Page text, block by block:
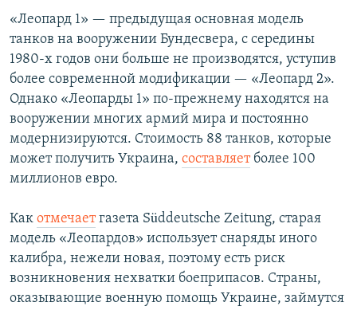
«Леопард 1» — предыдущая основная модель
танков на вооружении Бундесвера, с середины
1980-х годов они больше не производятся, уступив
более современной модификации — «Леопард 2».
Однако «Леопарды 1» по-прежнему находятся на
вооружении многих армий мира и постоянно
модернизируются. Стоимость 88 танков, которые
может получить Украина, составляетболее 100
миллионов евро.
Как отмечаетгазета Süddeutsche Zeitung, старая
модель «Леопардов» использует снаряды иного
калибра, нежели новая, поэтому есть риск
возникновения нехватки боеприпасов. Страны,
оказывающие военную помощь Украине, займутся